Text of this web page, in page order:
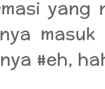
yang
masuk
#eh,